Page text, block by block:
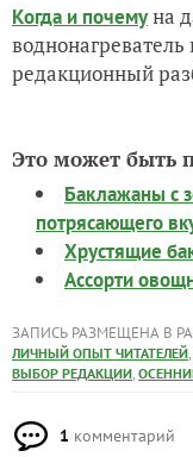
Когда и почемуна
воднонагреватель
редакционный
Это может быть
Баклажаны с
потрясающего
Хрустящие
Ассорти
ЗАПИСЬ РАЗМЕЩЕНА В
ЛИЧНЫЙ ОПЫТ ЧИТАТЕЛЕЙ,
ВЫБОР РЕДАКЦИИ,
1 комментарий